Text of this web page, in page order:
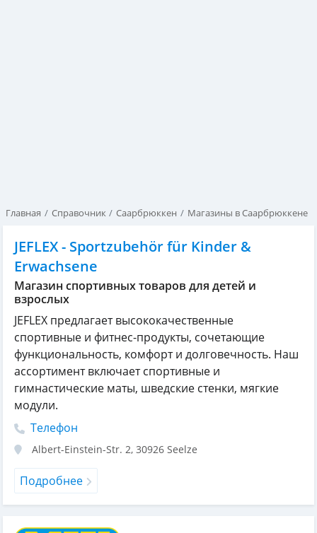
Главная Справочник Саарбрюккен Магазины в Саарбрюккене
JEFLEX - Sportzubehör für Kinder &
Erwachsene
Магазин спортивных товаров для детей и
взрослых
JEFLEX предлагает высококачественные
спортивные и фитнес-продукты, сочетающие
функциональность, комфорт и долговечность. Наш
ассортимент включает спортивные и
гимнастические маты, шведские стенки, мягкие
модули.
Телефон
Albert-Einstein-Str. 2, 30926 Seelze
Подробнее